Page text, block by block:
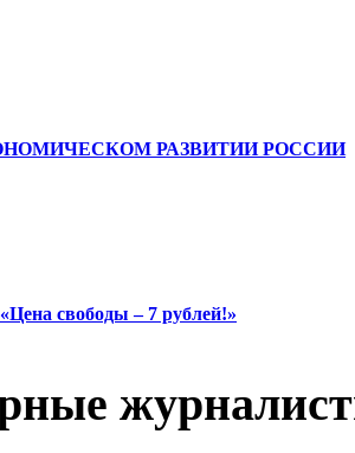
РАЗВИТИИ РОССИИ
свободы – 7 рублей!»